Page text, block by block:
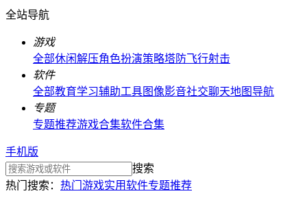
全站导航
游戏
全部休闲解压角色扮演策略塔防飞行射击
软件
全部教育学习辅助工具图像影音社交聊天地图导航
专题
专题推荐游戏合集软件合集
手机版
搜索
热门搜索： 热门游戏实用软件专题推荐